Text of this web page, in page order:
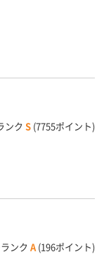
120
ンク S (7755ポイント)
ンク A (196ポイント)